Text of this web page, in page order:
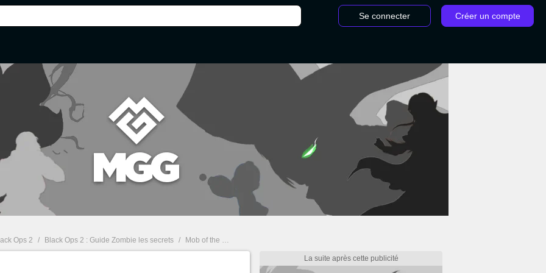
Se connecter Créer un compte
Ops 2 / Black Ops 2 : Guide Zombie les secrets / Mob of the Dead - La musique bonus - Black Ops 2 : Guide Zombie les secrets